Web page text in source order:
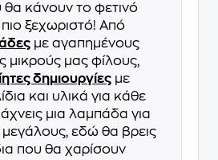
θα κάνουν το φετινό
ξεχωριστό! Από
με αγαπημένους
μικρούς μας φίλους,
δημιουργίες με
και υλικά για κάθε
μια λαμπάδα για
μεγάλους, εδώ θα βρεις
που θα χαρίσουν